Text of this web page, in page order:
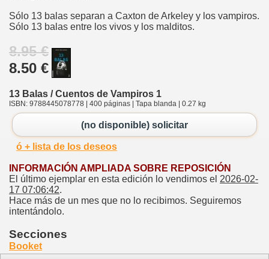
Sólo 13 balas separan a Caxton de Arkeley y los vampiros.
Sólo 13 balas entre los vivos y los malditos.
8.95 €
8.50 €
13 Balas / Cuentos de Vampiros 1
ISBN: 9788445078778 | 400 páginas | Tapa blanda | 0.27 kg
(no disponible) solicitar
ó + lista de los deseos
INFORMACIÓN AMPLIADA SOBRE REPOSICIÓN
El último ejemplar en esta edición lo vendimos el 2026-02-
17 07:06:42.
Hace más de un mes que no lo recibimos. Seguiremos
intentándolo.
Secciones
Booket